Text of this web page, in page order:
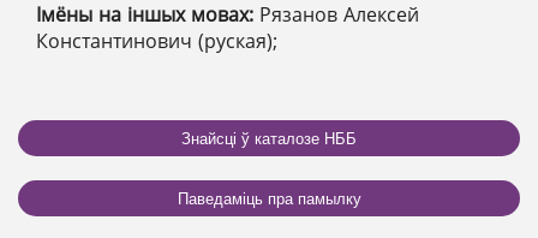
Імёны на іншых мовах: Рязанов Алексей
Константинович (руская);
Знайсці ў каталозе НББ
Паведаміць пра памылку